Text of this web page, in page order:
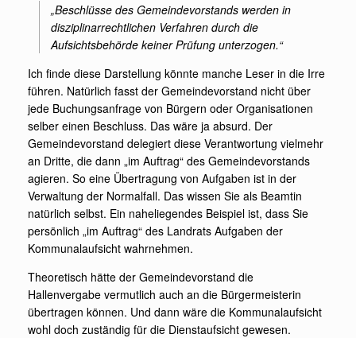
„Beschlüsse des Gemeindevorstands werden in
disziplinarrechtlichen Verfahren durch die
Aufsichtsbehörde keiner Prüfung unterzogen.“
Ich finde diese Darstellung könnte manche Leser in die Irre
führen. Natürlich fasst der Gemeindevorstand nicht über
jede Buchungsanfrage von Bürgern oder Organisationen
selber einen Beschluss. Das wäre ja absurd. Der
Gemeindevorstand delegiert diese Verantwortung vielmehr
an Dritte, die dann „im Auftrag“ des Gemeindevorstands
agieren. So eine Übertragung von Aufgaben ist in der
Verwaltung der Normalfall. Das wissen Sie als Beamtin
natürlich selbst. Ein naheliegendes Beispiel ist, dass Sie
persönlich „im Auftrag“ des Landrats Aufgaben der
Kommunalaufsicht wahrnehmen.
Theoretisch hätte der Gemeindevorstand die
Hallenvergabe vermutlich auch an die Bürgermeisterin
übertragen können. Und dann wäre die Kommunalaufsicht
wohl doch zuständig für die Dienstaufsicht gewesen.